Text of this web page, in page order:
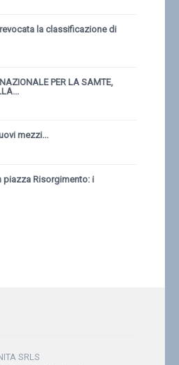
la classificazione di
PER LA SAMTE,
mezzi...
piazza Risorgimento: i
SRLS